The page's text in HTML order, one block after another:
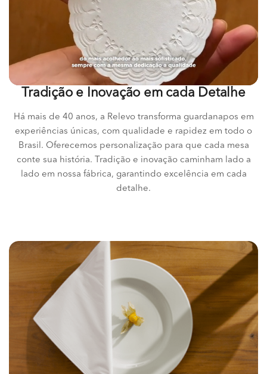
Tradição e Inovação em cada Detalhe
Há mais de 40 anos, a Relevo transforma guardanapos em
experiências únicas, com qualidade e rapidez em todo o
Brasil. Oferecemos personalização para que cada mesa
conte sua história. Tradição e inovação caminham lado a
lado em nossa fábrica, garantindo excelência em cada
detalhe.